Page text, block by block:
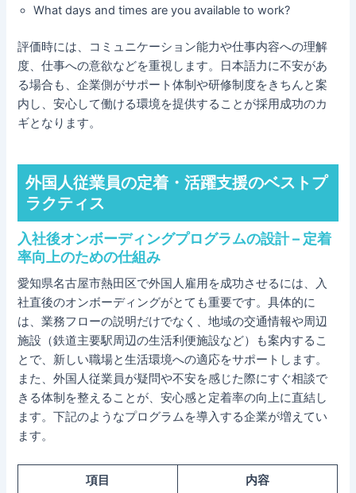
What days and times are you available to work?
評価時には、コミュニケーション能力や仕事内容への理解
度、仕事への意欲などを重視します。日本語力に不安があ
る場合も、企業側がサポート体制や研修制度をきちんと案
内し、安心して働ける環境を提供することが採用成功のカ
ギとなります。
外国人従業員の定着・活躍支援のベストプ
ラクティス
入社後オンボーディングプログラムの設計 – 定着
率向上のための仕組み
愛知県名古屋市熱田区で外国人雇用を成功させるには、入
社直後のオンボーディングがとても重要です。具体的に
は、業務フローの説明だけでなく、地域の交通情報や周辺
施設（鉄道主要駅周辺の生活利便施設など）も案内するこ
とで、新しい職場と生活環境への適応をサポートします。
また、外国人従業員が疑問や不安を感じた際にすぐ相談で
きる体制を整えることが、安心感と定着率の向上に直結し
ます。下記のようなプログラムを導入する企業が増えてい
ます。
項目 内容